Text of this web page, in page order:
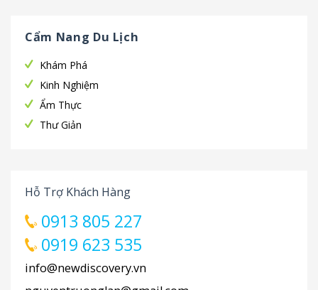
Cẩm Nang Du Lịch
Khám Phá
Kinh Nghiệm
Ẩm Thực
Thư Giản
Hỗ Trợ Khách Hàng
0913 805 227
0919 623 535
info@newdiscovery.vn